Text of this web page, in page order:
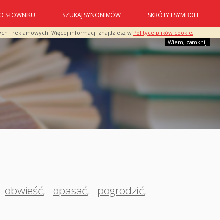
i reklamowych. Więcej informacji znajdziesz w Polityce plików cookie.
Wiem, zamknij
O SŁOWNIKU SZUKAJ SYNONIMÓW SKRÓTY I SYMBOLE
obwieść, opasać, pogrodzić,